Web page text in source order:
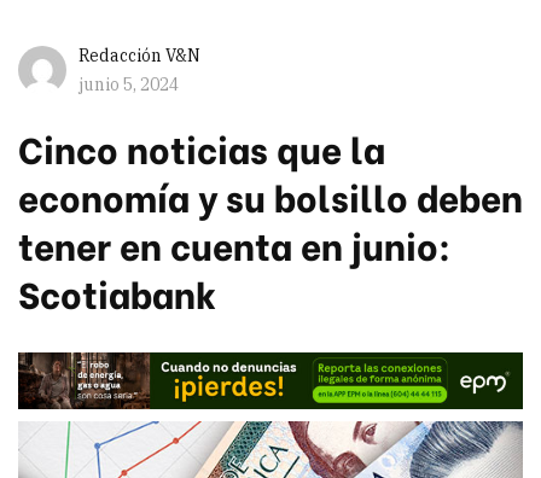
Redacción V&N
junio 5, 2024
Cinco noticias que la
economía y su bolsillo deben
tener en cuenta en junio:
Scotiabank